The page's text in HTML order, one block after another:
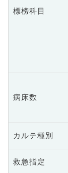
標榜科目
病床数
カルテ種別
救急指定